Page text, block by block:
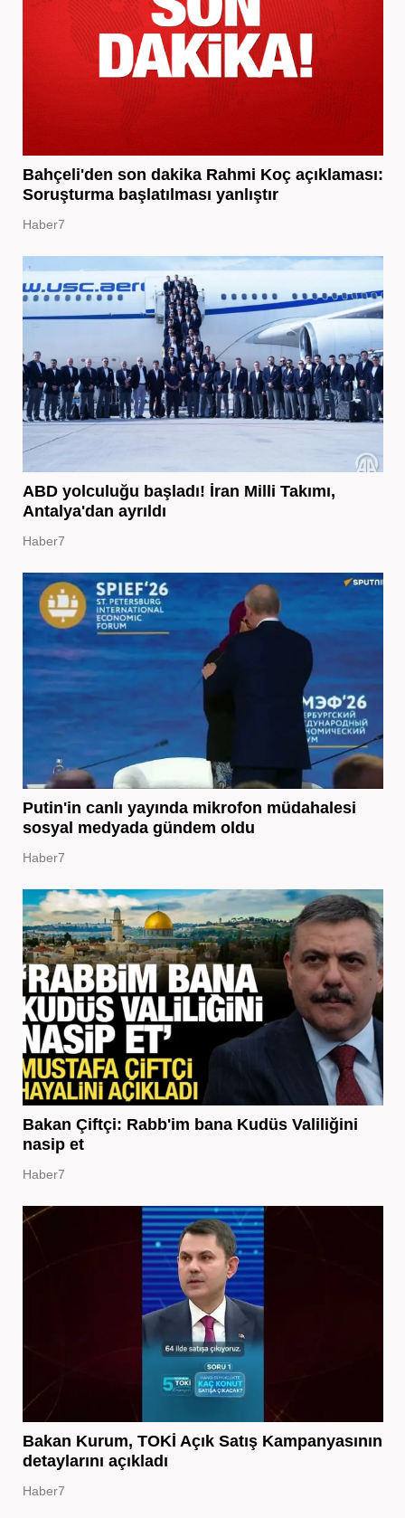
Bahçeli'den son dakika Rahmi Koç açıklaması:
Soruşturma başlatılması yanlıştır
Haber7
ABD yolculuğu başladı! İran Milli Takımı,
Antalya'dan ayrıldı
Haber7
Putin'in canlı yayında mikrofon müdahalesi
sosyal medyada gündem oldu
Haber7
Bakan Çiftçi: Rabb'im bana Kudüs Valiliğini
nasip et
Haber7
Bakan Kurum, TOKİ Açık Satış Kampanyasının
detaylarını açıkladı
Haber7